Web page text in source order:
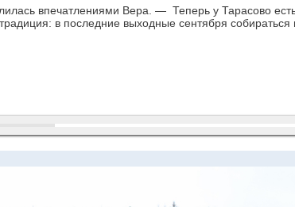
впечатлениями Вера. — Теперь у Тарасово
в последние выходные сентября собираться